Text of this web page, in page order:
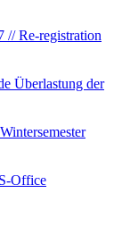
// Re-registration
Überlastung der
Office